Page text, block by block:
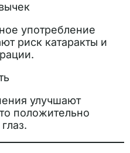
употребление
риск катаракты и
улучшают
положительно